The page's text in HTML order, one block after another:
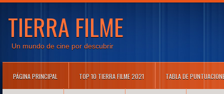
TIERRA FILME
Un mundo de cine por descubrir
PÁGINA PRINCIPAL TOP 10 TIERRA FILME 2021 TABLA DE